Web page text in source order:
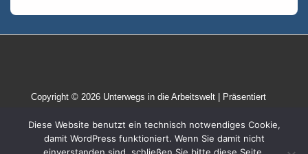
Copyright © 2026 Unterwegs in die Arbeitswelt
| Präsentiert
Diese Website benutzt ein technisch notwendiges Cookie,
damit WordPress funktioniert. Wenn Sie damit nicht